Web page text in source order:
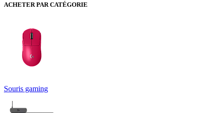
ACHETER PAR CATÉGORIE
Souris gaming